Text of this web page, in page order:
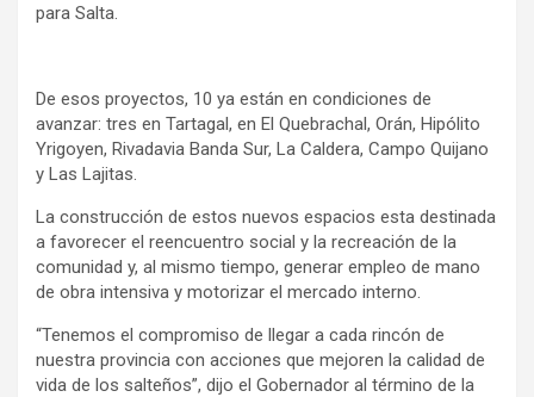
para Salta.
De esos proyectos, 10 ya están en condiciones de
avanzar: tres en Tartagal, en El Quebrachal, Orán, Hipólito
Yrigoyen, Rivadavia Banda Sur, La Caldera, Campo Quijano
y Las Lajitas.
La construcción de estos nuevos espacios esta destinada
a favorecer el reencuentro social y la recreación de la
comunidad y, al mismo tiempo, generar empleo de mano
de obra intensiva y motorizar el mercado interno.
“Tenemos el compromiso de llegar a cada rincón de
nuestra provincia con acciones que mejoren la calidad de
vida de los salteños”, dijo el Gobernador al término de la